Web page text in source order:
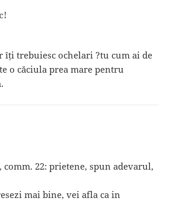
îți trebuiesc ochelari ?tu cum ai de
o căciula prea mare pentru
comm. 22: prietene, spun adevarul,
mai bine, vei afla ca in